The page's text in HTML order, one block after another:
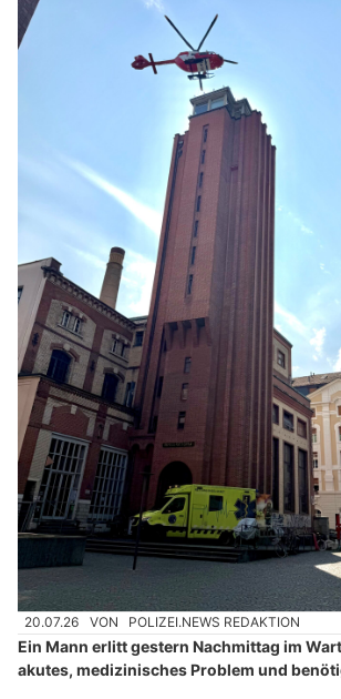
20.07.26 VON POLIZEI.NEWS REDAKTION
Ein Mann erlitt gestern Nachmittag im
akutes, medizinisches Problem und